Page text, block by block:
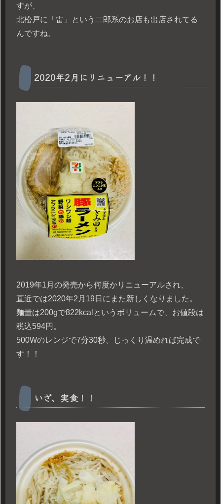
すが、
北松戸に「雷」という二郎系のお店も出店されてる
んですね。
2020年2月にリニューアル！！
2019年1月の発売から何度かリニューアルされ、
直近では2020年2月19日にまた新しくなりました。
麺量は200gで822kcalというボリュームで、お値段は
税込594円。
500Wのレンジで7分30秒、じっくり温めれば完成で
す！！
いざ、実食！！